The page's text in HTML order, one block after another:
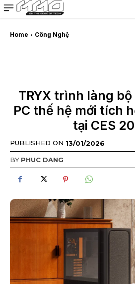
MMOSITE - Thông tin
Bài viết nổi bật
Home Công Nghệ
TRYX trình làng
PC thế hệ mới tích
tại CES
PUBLISHED ON 13/01/2026
BY PHUC DANG